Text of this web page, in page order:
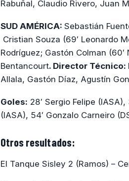
Rabuñal, Claudio Rivero, Juan
SUD AMÉRICA: Sebastián
Cristian Souza (69′ Leonardo
Rodríguez; Gastón Colman
Bentancourt. Director Técnico:
Allala, Gastón Díaz, Agustín
Goles: 28′ Sergio Felipe
(IASA), 54′ Gonzalo Carneiro
Otros resultados:
El Tanque Sisley 2 (Ramos) –